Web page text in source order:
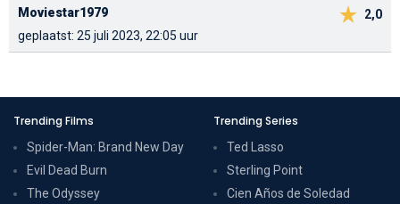
2,0
Moviestar1979
geplaatst: 25 juli 2023, 22:05 uur
Trending Films
Spider-Man: Brand New Day
Evil Dead Burn
The Odyssey
Trending Series
Ted Lasso
Sterling Point
Cien Años de Soledad